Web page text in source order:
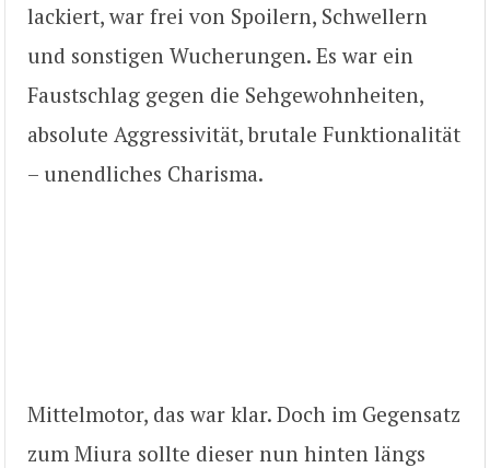
lackiert, war frei von Spoilern, Schwellern
und sonstigen Wucherungen. Es war ein
Faustschlag gegen die Sehgewohnheiten,
absolute Aggressivität, brutale Funktionalität
– unendliches Charisma.
Mittelmotor, das war klar. Doch im Gegensatz
zum Miura sollte dieser nun hinten längs